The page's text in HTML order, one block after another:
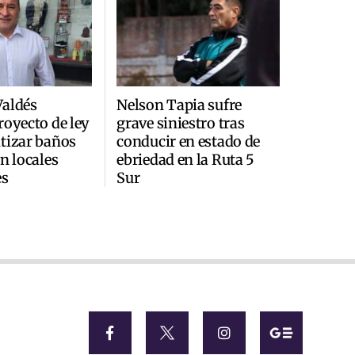
de ley
baños
locales
Nelson Tapia sufre
grave siniestro tras
conducir en estado de
ebriedad en la Ruta 5
Sur